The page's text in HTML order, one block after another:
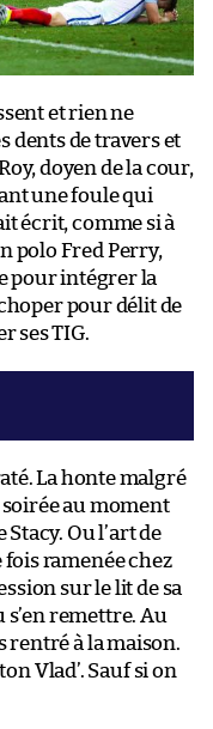
et rien ne
dents de travers et
doyen de la cour,
une foule qui
écrit, comme si à
polo Fred Perry,
pour intégrer la
pour délit de
ses TIG.
La honte malgré
au moment
Ou l’art de
ramenée chez
sur le lit de sa
s’en remettre. Au
rentré à la maison.
Vlad’. Sauf si on